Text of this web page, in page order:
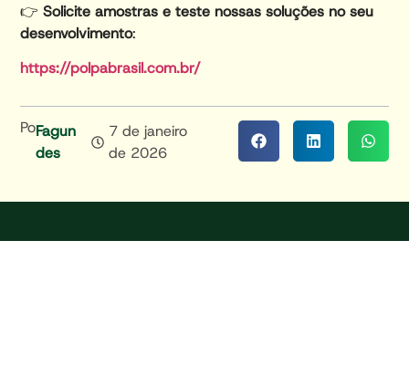
👉Solicite amostras e teste nossas soluções no seu
desenvolvimento:
https://polpabrasil.com.br/
PorFagun
Des
7 de janeiro
de 2026